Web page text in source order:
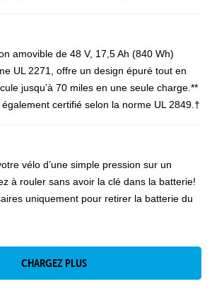
amovible de 48 V, 17,5 Ah (840 Wh)
UL 2271, offre un design épuré tout en
jusqu’à 70 miles en une seule charge.**
certifié selon la norme UL 2849.†
vélo d’une simple pression sur un
à rouler sans avoir la clé dans la batterie!
uniquement pour retirer la batterie du
CHARGEZ PLUS